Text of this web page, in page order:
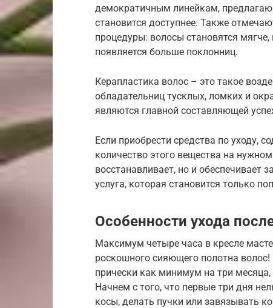
демократичным линейкам,
становится доступнее. Также
процедуры: волосы становятся
появляется больше поклонниц.
Керапластика волос – это такое
обладательниц тусклых, ломких и
являются главной составляющей
Если приобрести средства по уходу,
количество этого вещества на
восстанавливает, но и обеспечивает
услуга, которая становится только
Особенности ухода
Максимум четыре часа в кресле
роскошного сияющего полотна
прически как минимум на три
Начнем с того, что первые три дня
косы, делать пучки или завязывать